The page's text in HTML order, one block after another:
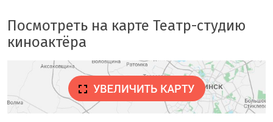
Посмотреть на карте Театр-студию
киноактёра